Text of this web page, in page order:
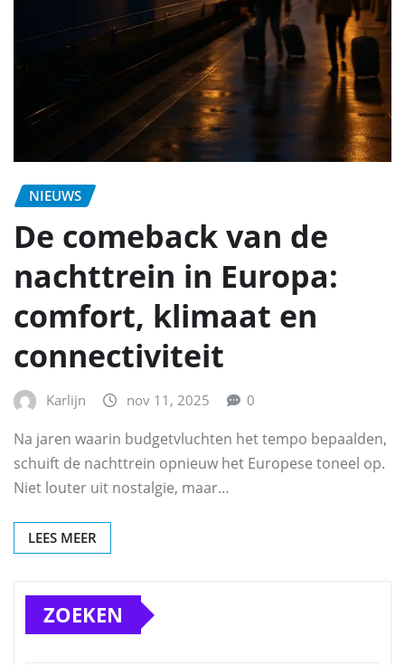
NIEUWS
De comeback van de
nachttrein in Europa:
comfort, klimaat en
connectiviteit
Karlijn nov 11, 2025 0
Na jaren waarin budgetvluchten het tempo bepaalden,
schuift de nachttrein opnieuw het Europese toneel op.
Niet louter uit nostalgie, maar…
LEES MEER
ZOEKEN